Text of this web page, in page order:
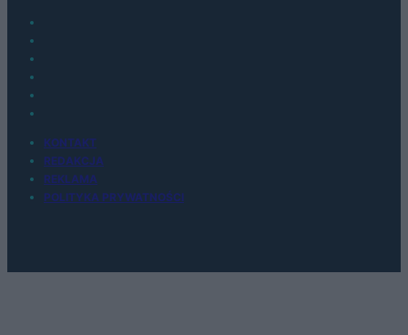
KONTAKT
REDAKCJA
REKLAMA
POLITYKA PRYWATNOŚCI